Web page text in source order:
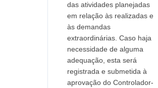
das atividades planejadas
em relação às realizadas e
às demandas
extraordinárias. Caso haja
necessidade de alguma
adequação, esta será
registrada e submetida à
aprovação do Controlador-